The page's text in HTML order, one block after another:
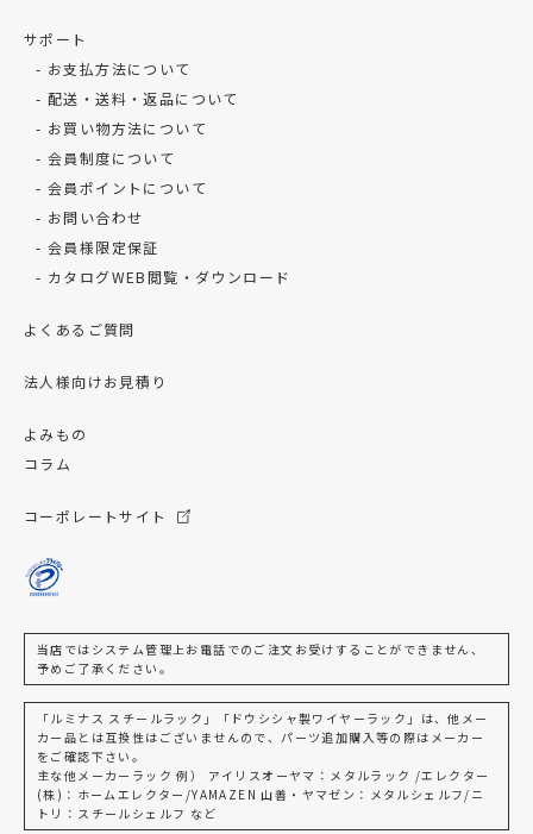
サポート
お支払方法について
配送・送料・返品について
お買い物方法について
会員制度について
会員ポイントについて
お問い合わせ
会員様限定保証
カタログWEB閲覧・ダウンロード
よくあるご質問
法人様向けお見積り
よみもの
コラム
コーポレートサイト
当店ではシステム管理上お電話でのご注文お受けすることができません、
予めご了承ください。
「ルミナス スチールラック」「ドウシシャ製ワイヤーラック」は、他メー
カー品とは互換性はございませんので、パーツ追加購入等の際はメーカー
をご確認下さい。
主な他メーカーラック 例） アイリスオーヤマ：メタルラック /エレクター
(株)：ホームエレクター/YAMAZEN 山善・ヤマゼン：メタルシェルフ/ニ
トリ：スチールシェルフ など